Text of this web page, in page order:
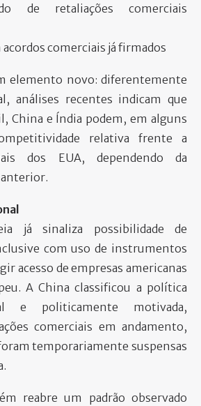
de retaliações comerciais
comerciais já firmados
elemento novo: diferentemente
análises recentes indicam que
China e Índia podem, em alguns
relativa frente a
dos EUA, dependendo da
já sinaliza possibilidade de
com uso de instrumentos
acesso de empresas americanas
A China classificou a política
e politicamente motivada,
comerciais em andamento,
temporariamente suspensas
reabre um padrão observado